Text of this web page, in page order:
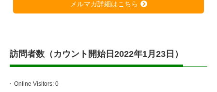
メルマガ詳細はこちら
訪問者数（カウント開始日2022年1月23日）
Online Visitors: 0